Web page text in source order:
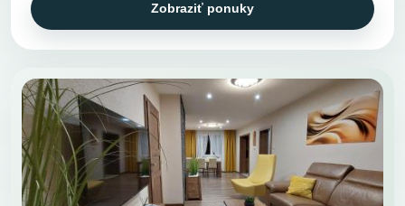
Zobraziť ponuky